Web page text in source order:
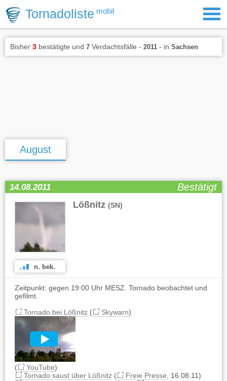
Tornadoliste mobil
Bisher 3 bestätigte und 7 Verdachtsfälle - 2011 - in Sachsen
August
14.08.2011 Bestätigt
Lößnitz (SN)
n. bek.
Zeitpunkt: gegen 19:00 Uhr MESZ. Tornado beobachtet und
gefilmt.
Tornado bei Lößnitz ( Skywarn)
( YouTube)
Tornado saust über Lößnitz ( Freie Presse , 16.08.11)